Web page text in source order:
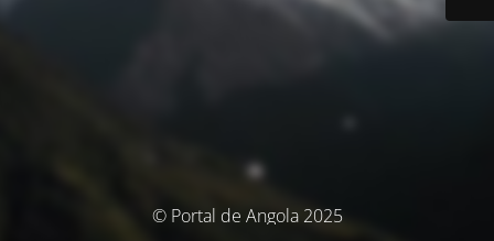
© Portal de Angola 2025